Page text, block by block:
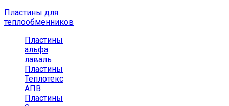
Пластины для
теплообменников
Пластины
альфа
лаваль
Пластины
Теплотекс
АПВ
Пластины